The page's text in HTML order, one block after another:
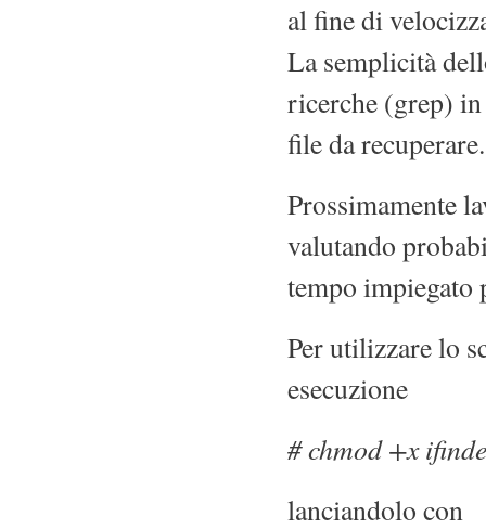
al fine di
La semplicità
ricerche (grep)
file da recuperare.
Prossimamente
valutando
tempo impiegato
Per utilizzare lo
esecuzione
# chmod +x
lanciandolo con